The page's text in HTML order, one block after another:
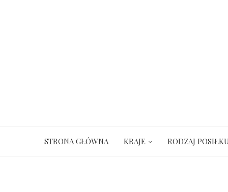
STRONA GŁÓWNA KRAJE RODZAJ